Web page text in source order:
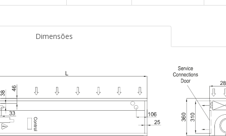
Dimensões